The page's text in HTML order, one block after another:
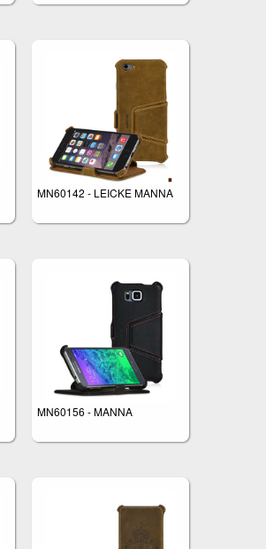
Xperia Z2
MN60142 - LEICKE MANNA
MN60156 - MANNA